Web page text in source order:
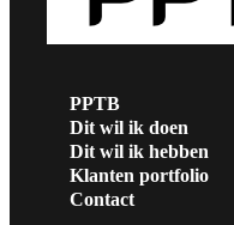
PPTB
Dit wil ik doen
Dit wil ik hebben
Klanten portfolio
Contact